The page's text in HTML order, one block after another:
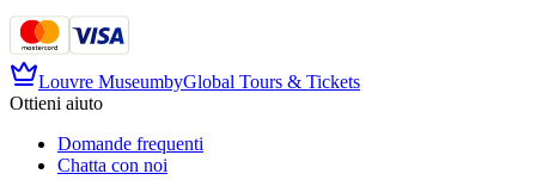
Louvre MuseumbyGlobal Tours & Tickets
Ottieni aiuto
Domande frequenti
Chatta con noi